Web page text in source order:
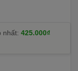
nhất: 425.000₫